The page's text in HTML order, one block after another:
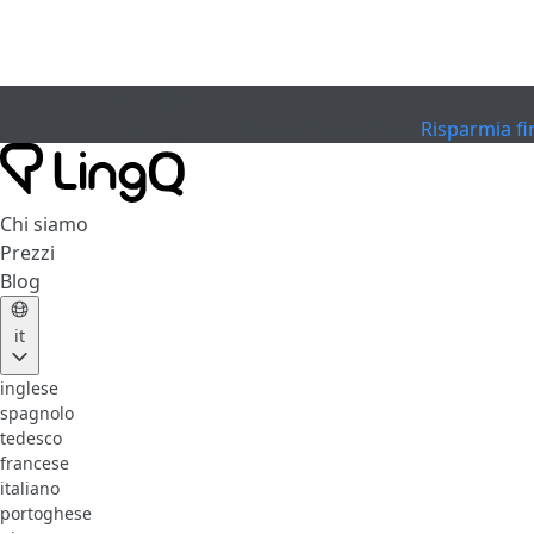
Risparmia
Chi siamo
Prezzi
Blog
it
inglese
spagnolo
tedesco
francese
italiano
portoghese